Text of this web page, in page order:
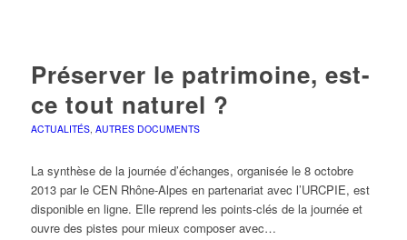
Préserver le patrimoine, est-
ce tout naturel ?
ACTUALITÉS, AUTRES DOCUMENTS
La synthèse de la journée d’échanges, organisée le 8 octobre
2013 par le CEN Rhône-Alpes en partenariat avec l’URCPIE, est
disponible en ligne. Elle reprend les points-clés de la journée et
ouvre des pistes pour mieux composer avec…